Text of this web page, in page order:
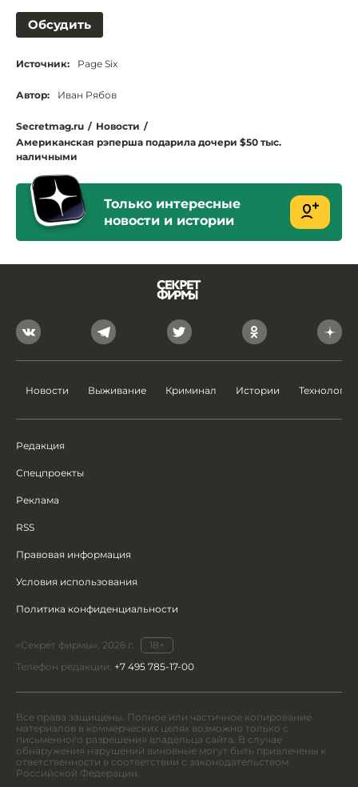
Обсудить
Источник: Page Six
Автор: Иван Рябов
Secretmag.ru / Новости /
Американская рэперша подарила дочери $50 тыс.
наличными
Только интересные
новости и истории
Новости Выживание Криминал Истории Технологии
Редакция
Спецпроекты
Реклама
RSS
Правовая информация
Условия использования
Политика конфиденциальности
«Секрет фирмы», 2026 г.
18+
Телефон редакции: +7 495 785-17-00
Все права защищены. Полное или частичное копирование
материалов в коммерческих целях возможно только с
письменного разрешения владельца сайта. В случае
обнаружения нарушений виновные могут быть привлечены к
ответственности в соответствии с законодательством
Российской Федерации.